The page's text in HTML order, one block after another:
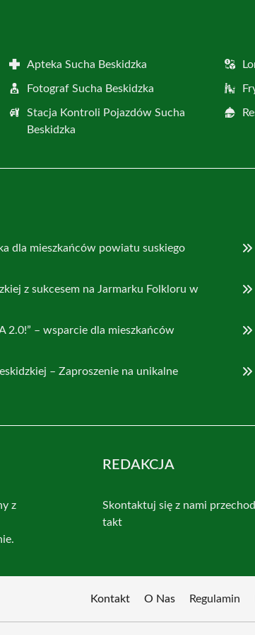
Apteka Sucha Beskidzka
Fotograf Sucha Beskidzka
Stacja Kontroli Pojazdów Sucha
Beskidzka
dla mieszkańców powiatu suskiego
z sukcesem na Jarmarku Folkloru w
2.0!” – wsparcie dla mieszkańców
– Zaproszenie na unikalne
z
REDAKCJA
Skontaktuj się z nami
takt
Kontakt O Nas Regulamin